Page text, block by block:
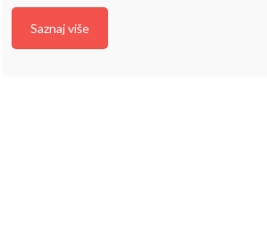
Saznaj više